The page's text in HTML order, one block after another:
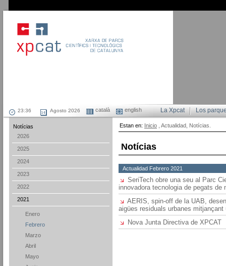
Agosto 2026 català english Los
La Xpcat
Notícias
2026
2025
2024
2023
2022
2021
Enero
Febrero
Marzo
Abril
Mayo
Estan en: Inicio , Actualidad, Notícias.
Notícias
Actualidad Febrero 2021
SeriTech obre una seu al Parc
innovadora tecnologia de pegats de
AERIS, spin-off de la UAB,
aigües residuals urbanes
Nova Junta Directiva de XPCAT